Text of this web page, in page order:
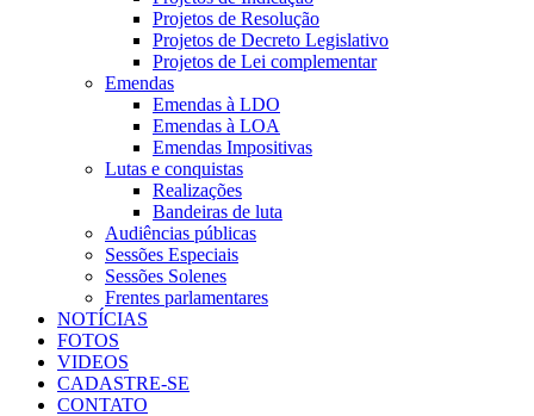
Projetos de Resolução
Projetos de Decreto Legislativo
Projetos de Lei complementar
Emendas
Emendas à LDO
Emendas à LOA
Emendas Impositivas
Lutas e conquistas
Realizações
Bandeiras de luta
Audiências públicas
Sessões Especiais
Sessões Solenes
Frentes parlamentares
NOTÍCIAS
FOTOS
VIDEOS
CADASTRE-SE
CONTATO